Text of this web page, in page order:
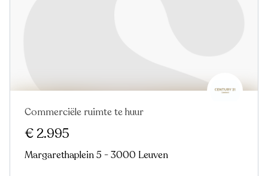
Commerciële ruimte te huur
€ 2.995
Margarethaplein 5 - 3000 Leuven